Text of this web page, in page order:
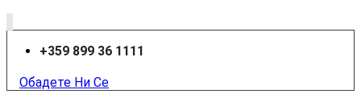
+359 899 36 1111
Обадете Ни Се